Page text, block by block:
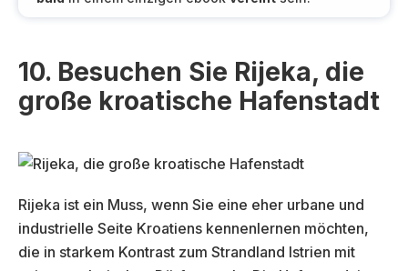
10. Besuchen Sie Rijeka, die
große kroatische Hafenstadt
Rijeka ist ein Muss, wenn Sie eine eher urbane und
industrielle Seite Kroatiens kennenlernen möchten,
die in starkem Kontrast zum Strandland Istrien mit